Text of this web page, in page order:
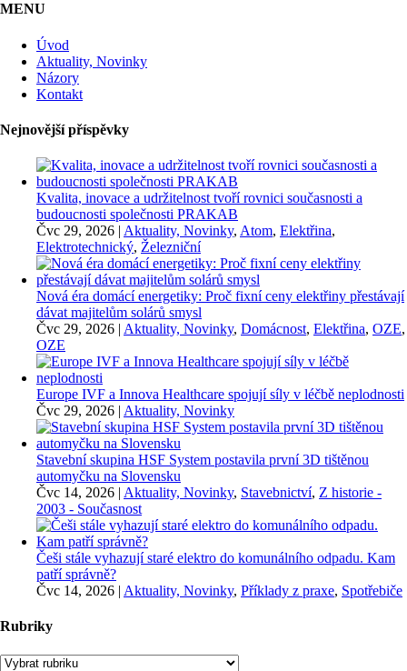
MENU
Úvod
Aktuality, Novinky
Názory
Kontakt
Nejnovější příspěvky
Kvalita, inovace a udržitelnost tvoří rovnici současnosti a
budoucnosti společnosti PRAKAB
Čvc 29, 2026 | Aktuality, Novinky, Atom, Elektřina,
Elektrotechnický, Železniční
Nová éra domácí energetiky: Proč fixní ceny elektřiny přestávají
dávat majitelům solárů smysl
Čvc 29, 2026 | Aktuality, Novinky, Domácnost, Elektřina, OZE,
OZE
Europe IVF a Innova Healthcare spojují síly v léčbě neplodnosti
Čvc 29, 2026 | Aktuality, Novinky
Stavební skupina HSF System postavila první 3D tištěnou
automyčku na Slovensku
Čvc 14, 2026 | Aktuality, Novinky, Stavebnictví, Z historie -
2003 - Současnost
Češi stále vyhazují staré elektro do komunálního odpadu. Kam
patří správně?
Čvc 14, 2026 | Aktuality, Novinky, Příklady z praxe, Spotřebiče
Rubriky
Rubriky